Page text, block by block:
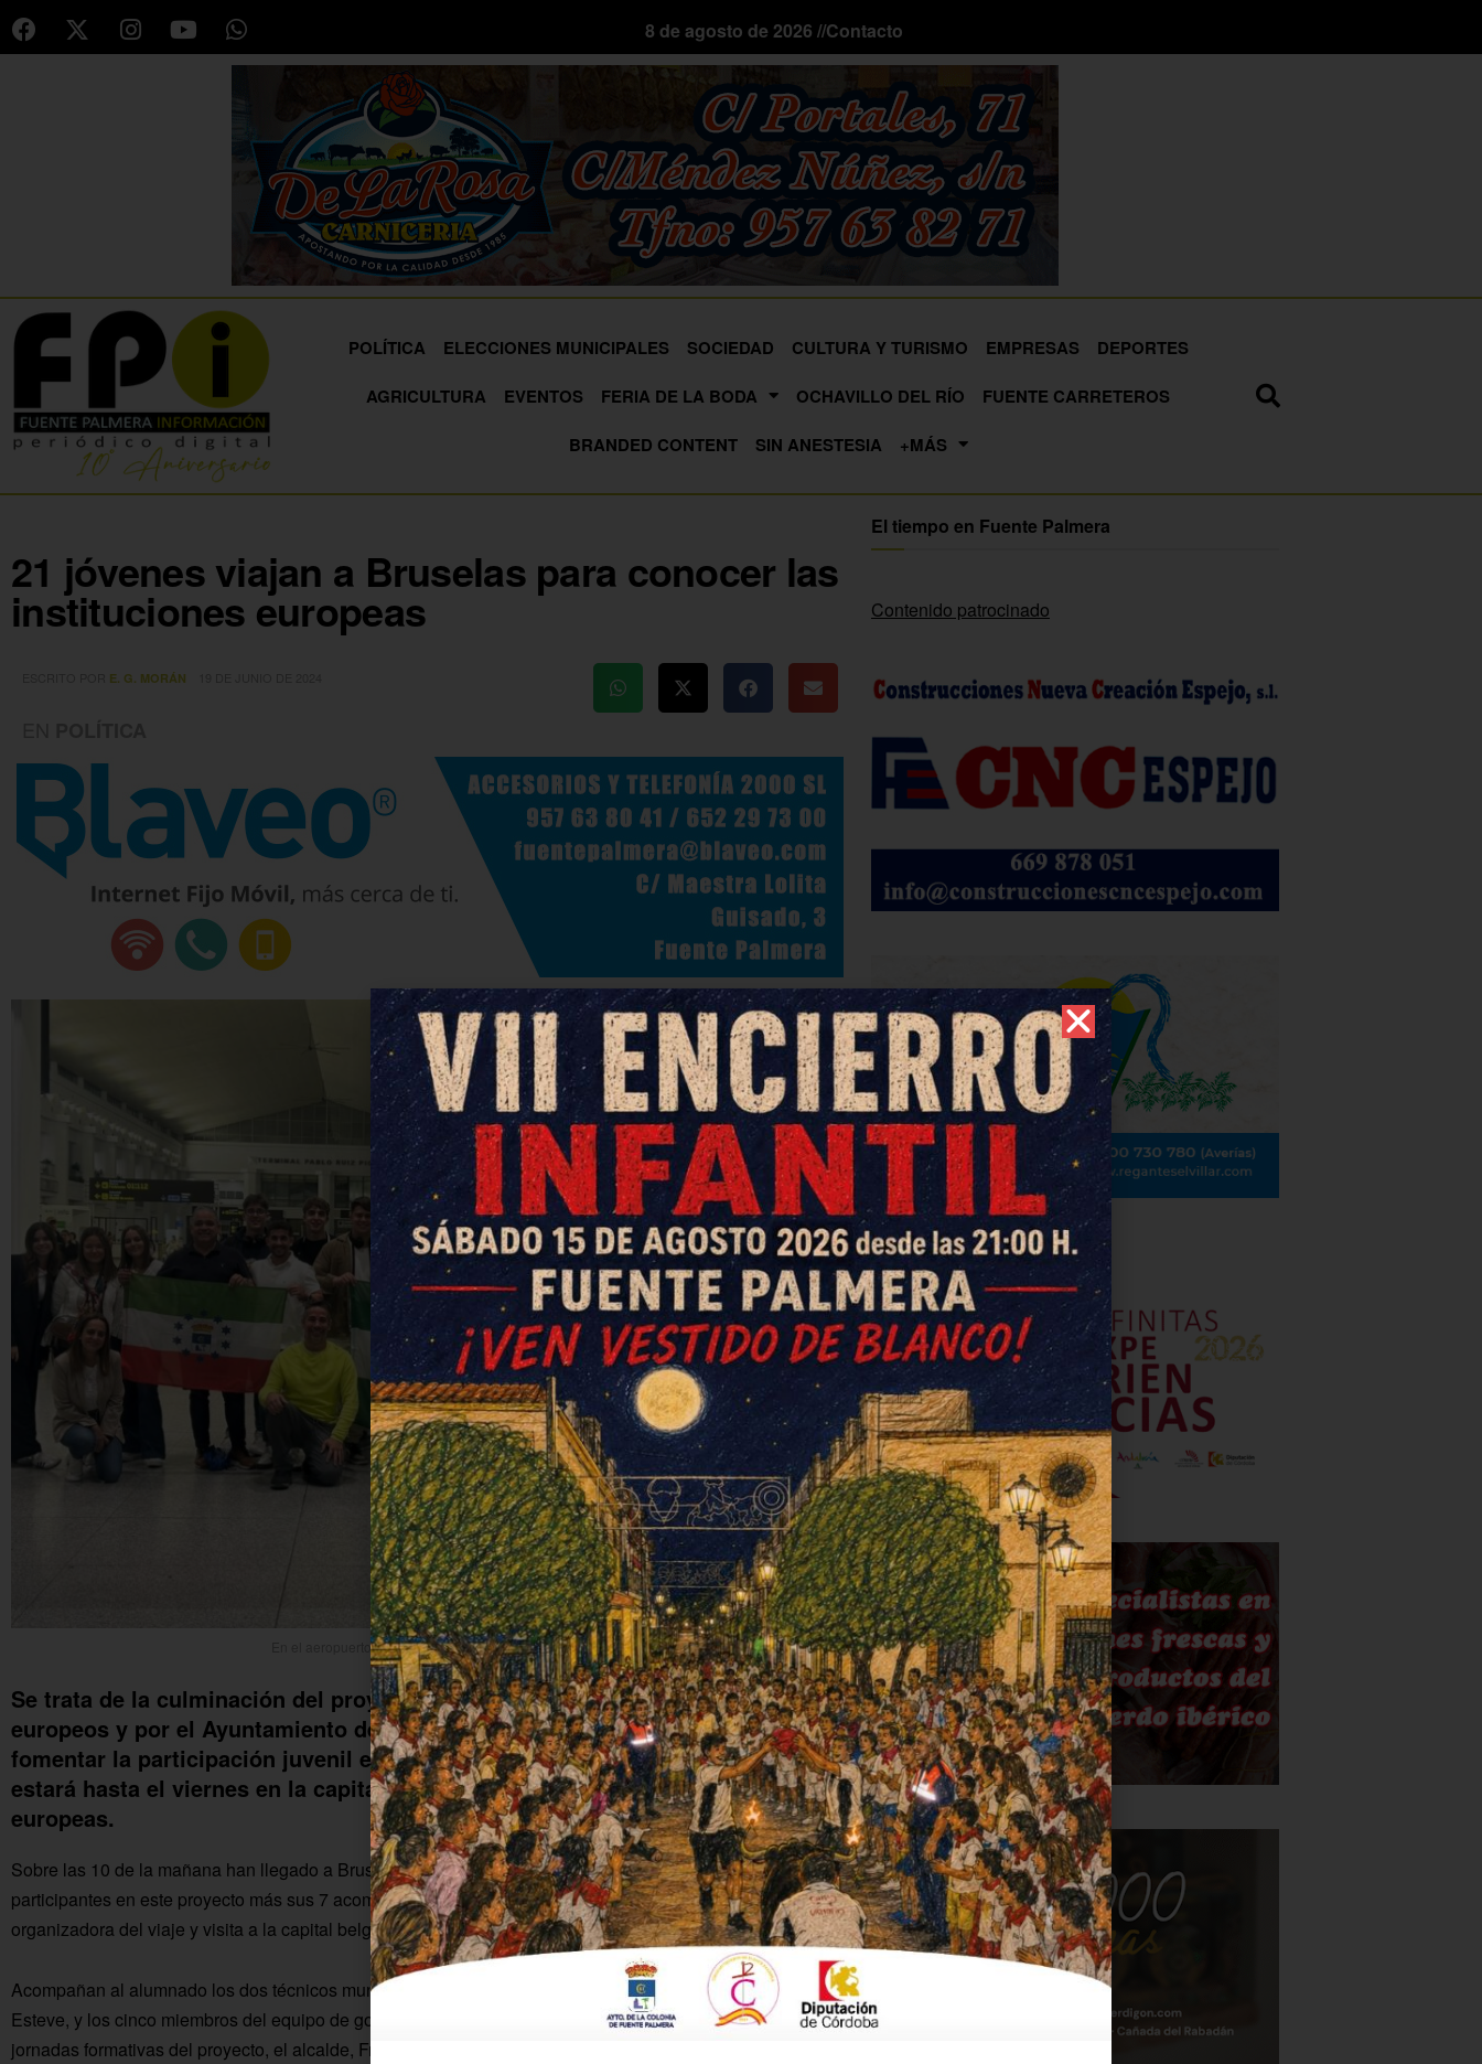
8 de agosto de 2026 //Contacto
POLÍTICA ELECCIONES MUNICIPALES SOCIEDAD CULTURA Y TURISMO EMPRESAS
DEPORTES
AGRICULTURA
EVENTOS FERIA DE LA BODA OCHAVILLO DEL RÍO
FUENTE CARRETEROS
BRANDED CONTENT
SIN ANESTESIA +MÁS
21 jóvenes viajan a Bruselas para conocer las
instituciones europeas
E. G. MORÁN
En el aeropuerto de Málaga poco antes de embarcar
Se trata de la culminación del proyecto "IdEUntidad", financiado con fondos
europeos y por el Ayuntamiento de Fuente Palmera, que tiene como objetivo
fomentar la participación juvenil en la vida política. La delegación colona
estará hasta el viernes en la capital belga conociendo las instituciones
europeas.
Sobre las 10 de la mañana han llegado a Bruselas los 21 estudiantes de Bachillerato del IES Colonial
participantes en este proyecto más sus 7 acompañantes, tal como marca la normativa de la empresa
organizadora del viaje y visita a la capital belga, de una persona adulta por cada tres jóvenes.
Acompañan al alumnado los dos técnicos municipales de Juventud y Deportes, José Carlos Peña y Jaime
Esteve, y los cinco miembros del equipo de gobierno del Ayuntamiento que han estado implicados en las
jornadas formativas del proyecto, el alcalde, Francisco Javier Ruiz, las concejalas Laura Sánchez, Sonia
El tiempo en Fuente Palmera
Contenido patrocinado